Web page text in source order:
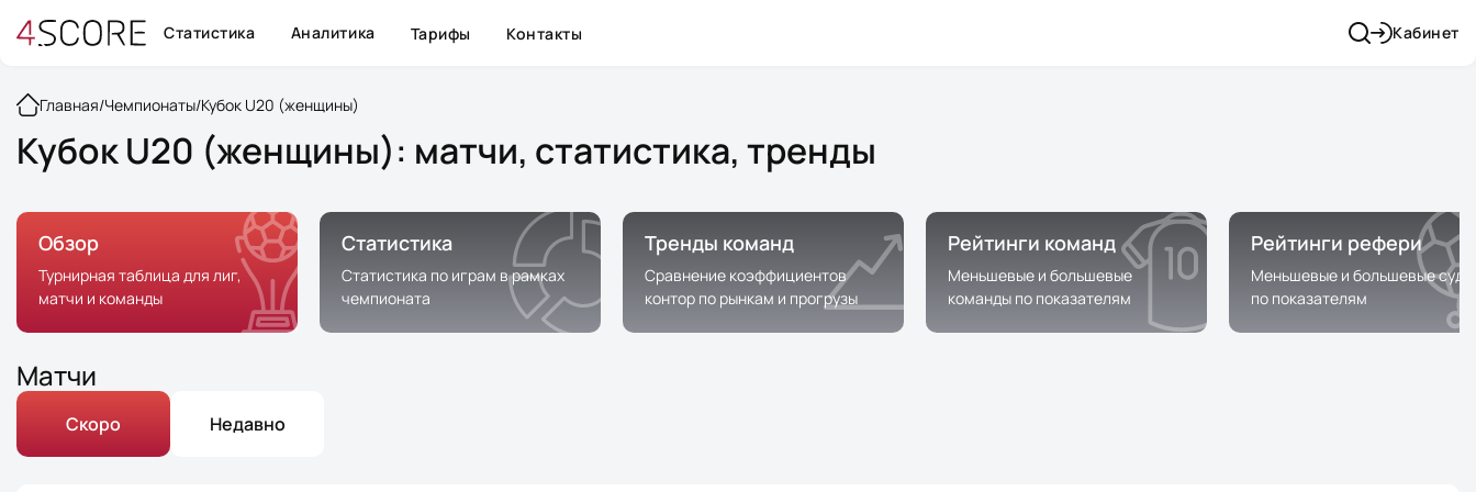
Статистика Аналитика Тарифы Контакты Кабинет
Главная/Чемпионаты/Кубок U20 (женщины)
Кубок U20 (женщины): матчи, статистика, тренды
Обзор
Турнирная таблица для лиг,
матчи и команды
Статистика
Статистика по играм в рамках
чемпионата
Тренды команд
Сравнение коэффициентов
контор по рынкам и прогрузы
Рейтинги команд
Меньшевые и большевые
команды по показателям
Рейтинги рефери
Меньшевые и большевые
по показателям
Матчи
Скоро Недавно